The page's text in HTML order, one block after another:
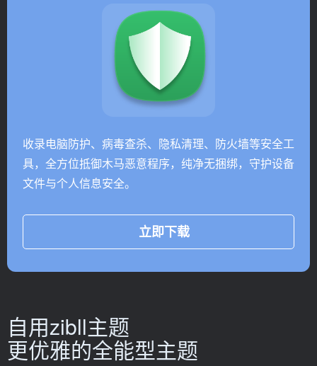
收录电脑防护、病毒查杀、隐私清理、防火墙等安全工
具，全方位抵御木马恶意程序，纯净无捆绑，守护设备
文件与个人信息安全。
立即下载
自用zibll主题
更优雅的全能型主题